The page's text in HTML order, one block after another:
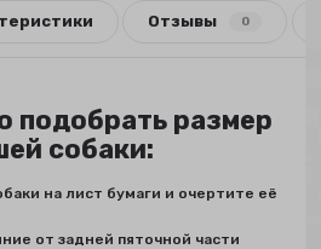
Отзывы 0
подобрать размер
собаки:
на лист бумаги и очертите её
от задней пяточной части